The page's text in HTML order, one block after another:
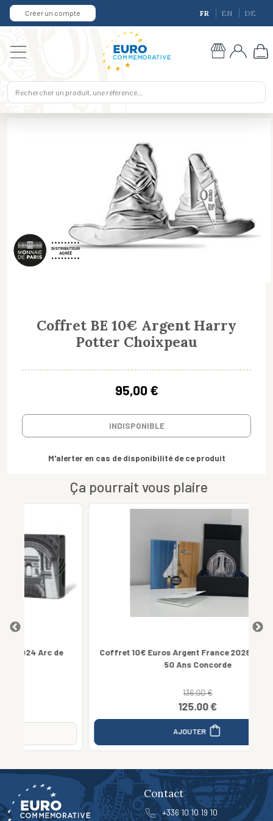
Créer un compte FR EN DE
Coffret BE 10€ Argent Harry
Potter Choixpeau
95,00 €
INDISPONIBLE
M'alerter en cas de disponibilité de ce produit
Ça pourrait vous plaire
Coffret 10€ Euros Argent France 2026 999/1000 -
50 Ans Concorde
Contact
+336 10 10 19 10